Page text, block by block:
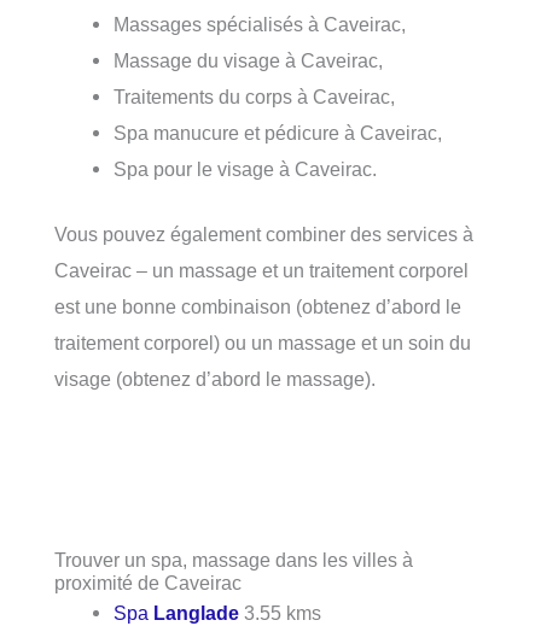
Massages spécialisés à Caveirac,
Massage du visage à Caveirac,
Traitements du corps à Caveirac,
Spa manucure et pédicure à Caveirac,
Spa pour le visage à Caveirac.
Vous pouvez également combiner des services à
Caveirac – un massage et un traitement corporel
est une bonne combinaison (obtenez d’abord le
traitement corporel) ou un massage et un soin du
visage (obtenez d’abord le massage).
Trouver un spa, massage dans les villes à
proximité de Caveirac
Spa Langlade 3.55 kms